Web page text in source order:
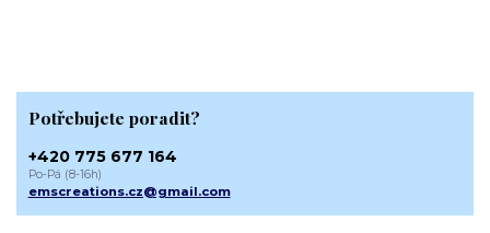
Potřebujete poradit?
+420 775 677 164
Po-Pá (8-16h)
emscreations.cz@gmail.com